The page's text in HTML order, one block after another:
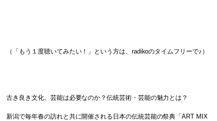
（「もう１度聴いてみたい！」という方は、radikoのタイムフリーで♪）
古き良き文化、芸能は必要なのか？伝統芸術・芸能の魅力とは？
新潟で毎年春の訪れと共に開催される日本の伝統芸能の祭典「ART MIX